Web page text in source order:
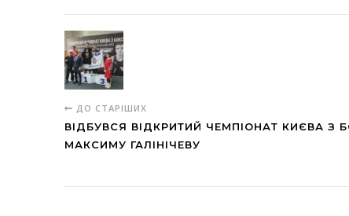
ДО СТАРІШИХ
ВІДБУВСЯ ВІДКРИТИЙ ЧЕМПІОНАТ КИЄВА З
МАКСИМУ ГАЛІНІЧЕВУ